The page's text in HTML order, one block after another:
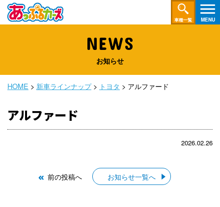
車種一覧
NEWS
お知らせ
HOME > 新車ラインナップ> トヨタ > アルファード
アルファード
2026.02.26
前の投稿へ お知らせ一覧へ